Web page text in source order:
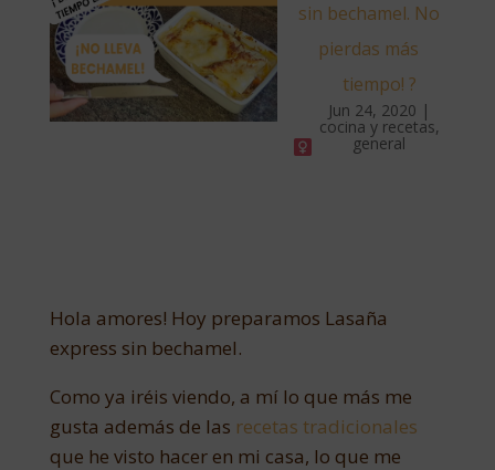
sin bechamel. No
pierdas más
tiempo! ?‍
Jun 24, 2020 |
cocina y recetas,
general
Hola amores! Hoy preparamos Lasaña
express sin bechamel.
Como ya iréis viendo, a mí lo que más me
gusta además de las recetas tradicionales
que he visto hacer en mi casa, lo que me